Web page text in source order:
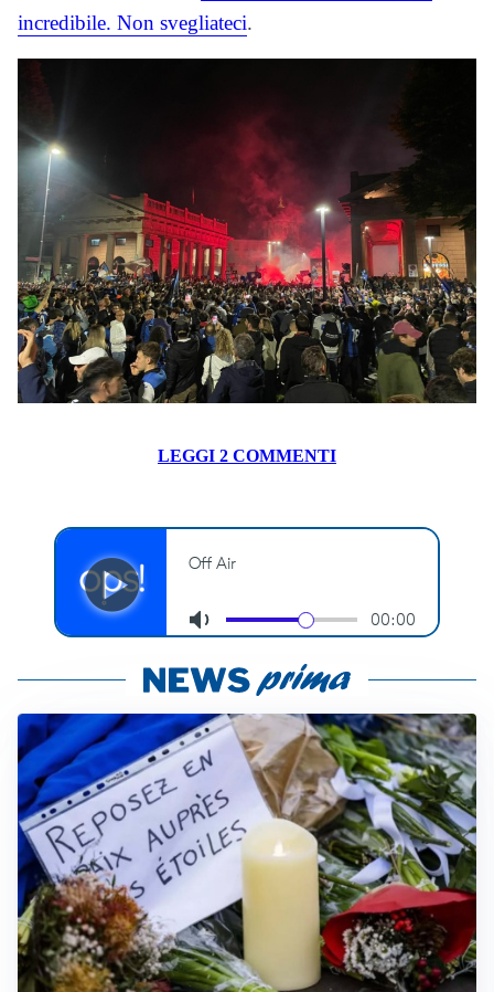
incredibile. Non svegliateci.
LEGGI 2 COMMENTI